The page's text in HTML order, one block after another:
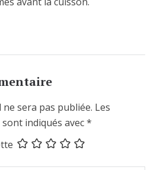
sera pas publiée. Les
indiqués avec*